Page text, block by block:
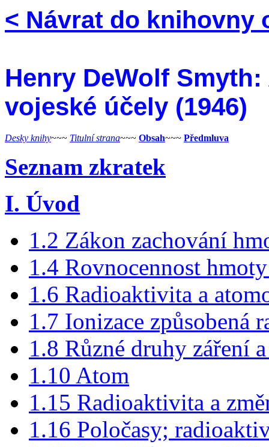
< Návrat do knihovny
Henry DeWolf
vojeské účely (1946)
Desky knihy~~~ Titulní­ strana~~~ Obsah~~~ Předmluva
Seznam zkratek
I. Úvod
1.2 Zákon zachování
1.4 Rovnocennost
1.6 Radioaktivita a
1.7 Ionizace způsobená
1.8 Různé druhy záření
1.10 Atom
1.15 Radioaktivita a
1.16 Poločasy;